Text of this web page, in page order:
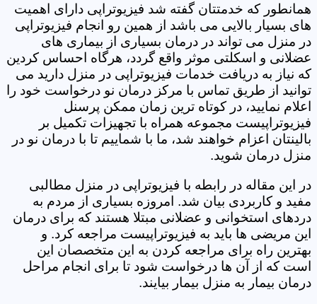
همانطور که خدمتتان گفته شد فیزیوتراپی دارای اهمیت
های بسیار بالایی می باشد از همین رو انجام فیزیوتراپی
در منزل می تواند در درمان بسیاری از بیماری های
عضلانی و اسکلتی موثر واقع گردد، هرگاه احساس کردین
که نیاز به دریافت خدمات فیزیوتراپی در منزل دارید می
توانید از طریق تماس با مرکز درمان نو درخواست خود را
اعلام نمایید، در کوتاه ترین زمان ممکن پرسنل
فیزیوتراپیست مجموعه همراه با تجهیزات تکمیل بر
بالینتان اعزام خواهند شد، ما با شماییم تا با درمان نو در
منزل درمان شوید.
در این مقاله در رابطه با فیزیوتراپی در منزل مطالبی
مفید و کاربردی بیان شد. امروزه بسیاری از مردم به
دردهای استخوانی و عضلانی مبتلا هستند که برای درمان
این مریضی ها باید به فیزیوتراپیست مراجعه کرد. و
بهترین راه برای مراجعه کردن به این متخصصان این
است که از آن ها درخواست شود تا برای انجام مراحل
درمان بیمار به منزل بیمار بیایند.